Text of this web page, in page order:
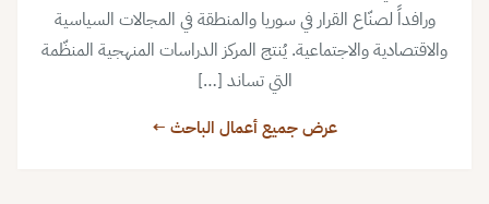
ورافداً لصنّاع القرار في سوريا والمنطقة في المجالات السياسية
والاقتصادية والاجتماعية. يُنتج المركز الدراسات المنهجية المنظّمة
التي تساند […]
عرض جميع أعمال الباحث ←